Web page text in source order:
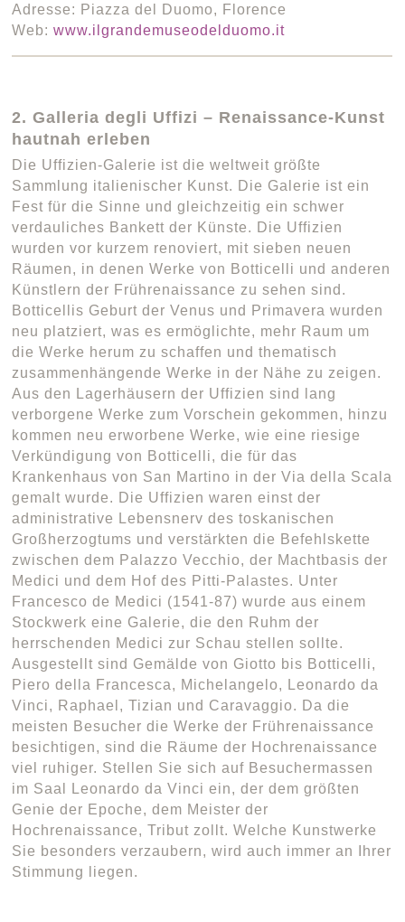
Adresse: Piazza del Duomo, Florence
Web:www.ilgrandemuseodelduomo.it
2. Galleria degli Uffizi – Renaissance-Kunst
hautnah erleben
Die Uffizien-Galerie ist die weltweit größte
Sammlung italienischer Kunst. Die Galerie ist ein
Fest für die Sinne und gleichzeitig ein schwer
verdauliches Bankett der Künste. Die Uffizien
wurden vor kurzem renoviert, mit sieben neuen
Räumen, in denen Werke von Botticelli und anderen
Künstlern der Frührenaissance zu sehen sind.
Botticellis Geburt der Venus und Primavera wurden
neu platziert, was es ermöglichte, mehr Raum um
die Werke herum zu schaffen und thematisch
zusammenhängende Werke in der Nähe zu zeigen.
Aus den Lagerhäusern der Uffizien sind lang
verborgene Werke zum Vorschein gekommen, hinzu
kommen neu erworbene Werke, wie eine riesige
Verkündigung von Botticelli, die für das
Krankenhaus von San Martino in der Via della Scala
gemalt wurde. Die Uffizien waren einst der
administrative Lebensnerv des toskanischen
Großherzogtums und verstärkten die Befehlskette
zwischen dem Palazzo Vecchio, der Machtbasis der
Medici und dem Hof des Pitti-Palastes. Unter
Francesco de Medici (1541-87) wurde aus einem
Stockwerk eine Galerie, die den Ruhm der
herrschenden Medici zur Schau stellen sollte.
Ausgestellt sind Gemälde von Giotto bis Botticelli,
Piero della Francesca, Michelangelo, Leonardo da
Vinci, Raphael, Tizian und Caravaggio. Da die
meisten Besucher die Werke der Frührenaissance
besichtigen, sind die Räume der Hochrenaissance
viel ruhiger. Stellen Sie sich auf Besuchermassen
im Saal Leonardo da Vinci ein, der dem größten
Genie der Epoche, dem Meister der
Hochrenaissance, Tribut zollt. Welche Kunstwerke
Sie besonders verzaubern, wird auch immer an Ihrer
Stimmung liegen.